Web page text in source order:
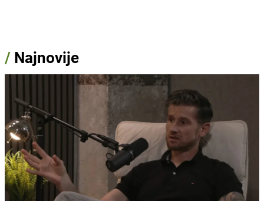
/ Najnovije